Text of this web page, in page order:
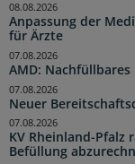
Anpassung der
für Ärzte
08.08.2026
AMD:
07.08.2026
Neuer
07.08.2026
KV Rheinland-
Befüllung
07.08.2026